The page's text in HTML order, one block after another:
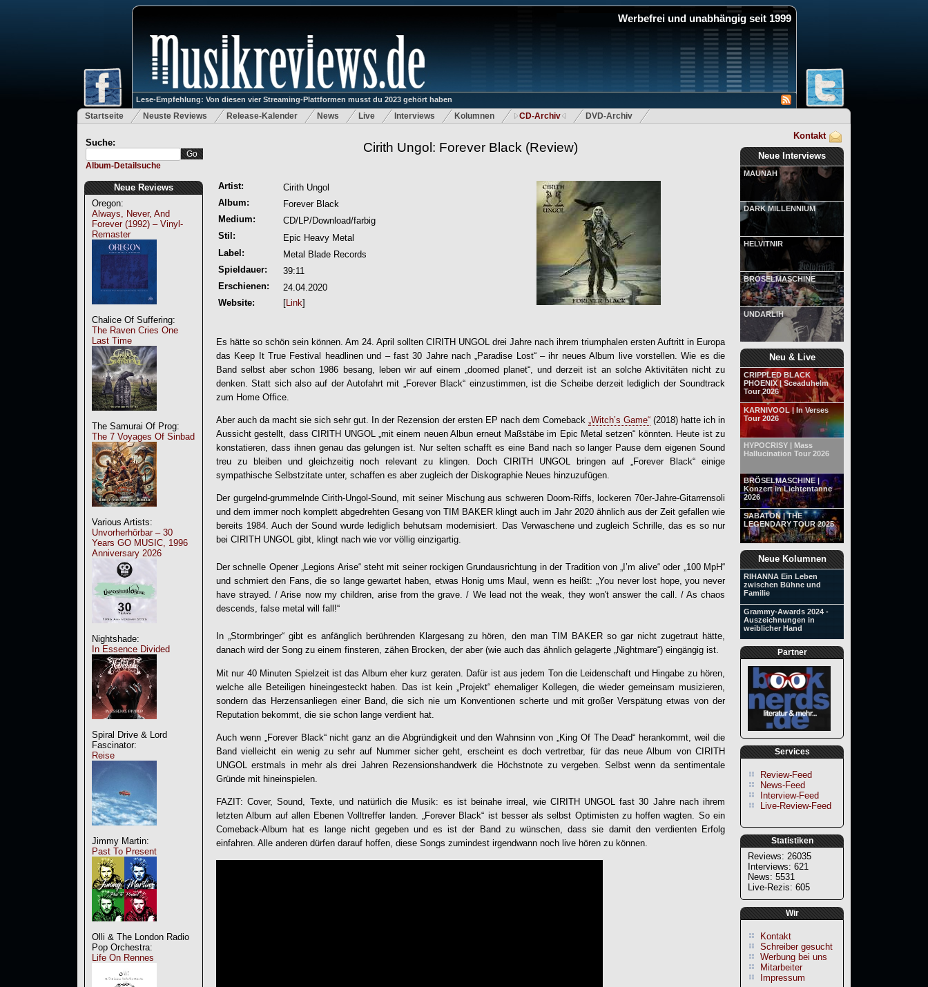
Werbefrei und unabhängig seit 1999
Lese-Empfehlung: Von diesen vier Streaming-Plattformen musst du 2023 gehört haben
Startseite Neuste Reviews Release-Kalender News Live Interviews Kolumnen CD-Archiv DVD-Archiv
Suche:
Album-Detailsuche
Neue Reviews
Oregon:
Always, Never, And
Forever (1992) – Vinyl-
Remaster
Chalice Of Suffering:
The Raven Cries One
Last Time
The Samurai Of Prog:
The 7 Voyages Of Sinbad
Various Artists:
Unvorherhörbar – 30
Years GO MUSIC, 1996
Anniversary 2026
Nightshade:
In Essence Divided
Spiral Drive & Lord
Fascinator:
Reise
Jimmy Martin:
Past To Present
Olli & The London Radio
Pop Orchestra:
Life On Rennes
Kontakt
Neue Interviews
MAUNAH
DARK MILLENNIUM
HELVITNIR
BRÖSELMASCHINE
UNDARLIH
Neu & Live
CRIPPLED BLACK
PHOENIX | Sceaduhelm
Tour 2026
KARNIVOOL | In Verses
Tour 2026
HYPOCRISY | Mass
Hallucination Tour 2026
BRÖSELMASCHINE |
Konzert in Lichtentanne
2026
SABATON | THE
LEGENDARY TOUR 2025
Neue Kolumnen
RIHANNA Ein Leben
zwischen Bühne und
Familie
Grammy-Awards 2024 -
Auszeichnungen in
weiblicher Hand
Partner
Services
Review-Feed
News-Feed
Interview-Feed
Live-Review-Feed
Statistiken
Reviews: 26035
Interviews: 621
News: 5531
Live-Rezis: 605
Wir
Kontakt
Schreiber gesucht
Werbung bei uns
Mitarbeiter
Impressum
Cirith Ungol: Forever Black (Review)
Artist:
Cirith Ungol
Album:
Forever Black
Medium:
CD/LP/Download/farbig
Stil:
Epic Heavy Metal
Label:
Metal Blade Records
Spieldauer:
39:11
Erschienen:
24.04.2020
Website:
[Link]
Es hätte so schön sein können. Am 24. April sollten CIRITH UNGOL drei Jahre nach ihrem triumphalen ersten Auftritt in Europa
das Keep It True Festival headlinen und – fast 30 Jahre nach „Paradise Lost“ – ihr neues Album live vorstellen. Wie es die
Band selbst aber schon 1986 besang, leben wir auf einem „doomed planet“, und derzeit ist an solche Aktivitäten nicht zu
denken. Statt sich also auf der Autofahrt mit „ Forever Black“ einzustimmen, ist die Scheibe derzeit lediglich der Soundtrack
zum Home Office.
Aber auch da macht sie sich sehr gut. In der Rezension der ersten EP nach dem Comeback „Witch’s Game“(2018) hatte ich in
Aussicht gestellt, dassCIRITH UNGOL
„mit einem neuen Albun erneut Maßstäbe im Epic Metal setzen“ könnten. Heute ist zu
konstatieren, dass ihnen genau das gelungen ist. Nur selten schafft es eine Band nach so langer Pause dem eigenen Sound
treu zu bleiben und gleichzeitig noch relevant zu klingen. Doch CIRITH UNGOL bringen auf „ Forever Black“ einige
sympathische Selbstzitate unter, schaffen es aber zugleich der Diskographie Neues hinzuzufügen.
Der gurgelnd-grummelnde Cirith-Ungol-Sound, mit seiner Mischung aus schweren Doom-Riffs, lockeren 70er-Jahre-Gitarrensoli
und dem immer noch komplett abgedrehten Gesang von TIM BAKER klingt auch im Jahr 2020 ähnlich aus der Zeit gefallen wie
bereits 1984. Auch der Sound wurde lediglich behutsam modernisiert. Das Verwaschene und zugleich Schrille, das es so nur
bei CIRITH UNGOL gibt, klingt nach wie vor völlig einzigartig.
Der schnelle Opener „Legions Arise“ steht mit seiner rockigen Grundausrichtung in der Tradition von „I’m alive“ oder „100 MpH“
und schmiert den Fans, die so lange gewartet haben, etwas Honig ums Maul, wenn es heißt: „You never lost hope, you never
have strayed. / Arise now my children, arise from the grave. / We lead not the weak, they won't answer the call. / As chaos
descends, false metal will fall!“
In „Stormbringer“ gibt es anfänglich berührenden Klargesang zu hören, den man TIM BAKER so gar nicht zugetraut hätte,
danach wird der Song zu einem finsteren, zähen Brocken, der aber (wie auch das ähnlich gelagerte „Nightmare“) eingängig ist.
Mit nur 40 Minuten Spielzeit ist das Album eher kurz geraten. Dafür ist aus jedem Ton die Leidenschaft und Hingabe zu hören,
welche alle Beteiligen hineingesteckt haben. Das ist kein „Projekt“ ehemaliger Kollegen, die wieder gemeinsam musizieren,
sondern das Herzensanliegen einer Band, die sich nie um Konventionen scherte und mit großer Verspätung etwas von der
Reputation bekommt, die sie schon lange verdient hat.
Auch wenn „ Forever Black“ nicht ganz an die Abgründigkeit und den Wahnsinn von „King Of The Dead“ herankommt, weil die
Band vielleicht ein wenig zu sehr auf Nummer sicher geht, erscheint es doch vertretbar, für das neue Album von CIRITH
UNGOL
erstmals in mehr als drei Jahren Rezensionshandwerk die Höchstnote zu vergeben. Selbst wenn da sentimentale
Gründe mit hineinspielen.
FAZIT: Cover, Sound, Texte, und natürlich die Musik: es ist beinahe irreal, wie CIRITH UNGOLfast 30 Jahre nach ihrem
letzten Album auf allen Ebenen Volltreffer landen. „Forever Black“ ist besser als selbst Optimisten zu hoffen wagten. So ein
Comeback-Album hat es lange nicht gegeben und es ist der Band zu wünschen, dass sie damit den verdienten Erfolg
einfahren. Alle anderen dürfen darauf hoffen, diese Songs zumindest irgendwann noch live hören zu können.